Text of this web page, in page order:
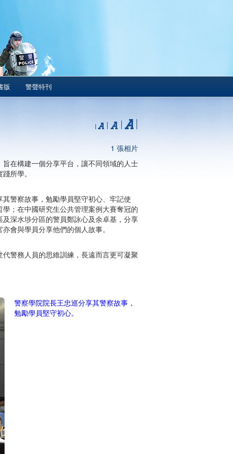
版 警聲特刊
1 張相片
在構建一個分享平台，讓不同領域的人士
所學。
警察故事，勉勵學員堅守初心、牢記使
；在中國研究生公共管理案例大賽奪冠的
深水埗分區的警員鄭詠心及余卓基，分享
會與學員分享他們的個人故事。
警務人員的思維訓練，長遠而言更可凝聚
警察學院院長王忠巡分享其警察故事，
勉勵學員堅守初心。